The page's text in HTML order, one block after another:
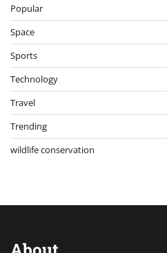
Popular
Space
Sports
Technology
Travel
Trending
wildlife conservation